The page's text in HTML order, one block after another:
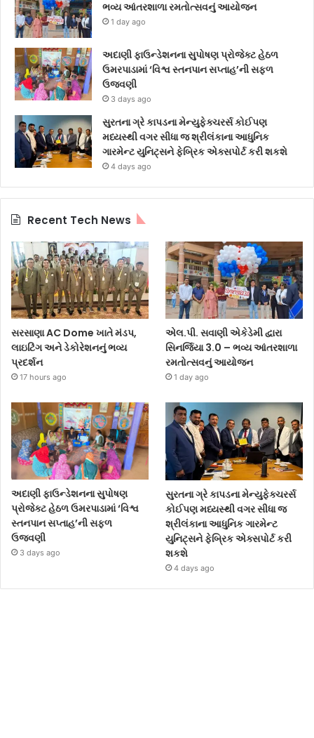
ભવ્ય આંતરશાળા રમતોત્સવનું આયોજન
1 day ago
અદાણી ફાઉન્ડેશનના સુપોષણ પ્રોજેક્ટ હેઠળ
ઉમરપાડામાં ‘વિશ્વ સ્તનપાન સપ્તાહ’ની સફળ
ઉજવણી
3 days ago
સુરતના ગ્રે કાપડના મેન્યુફેક્ચરર્સ કોઈપણ
મધ્યસ્થી વગર સીધા જ શ્રીલંકાના આધુનિક
ગારમેન્ટ યુનિટ્સને ફેબ્રિક એક્સપોર્ટ કરી શકશે
4 days ago
Recent Tech News
સરસાણા AC Dome ખાતે મંડપ,
લાઇટિંગ અને ડેકોરેશનનું ભવ્ય
પ્રદર્શન
17 hours ago
એલ.પી. સવાણી એકેડેમી દ્વારા
સિનર્જિયા 3.0 – ભવ્ય આંતરશાળા
રમતોત્સવનું આયોજન
1 day ago
અદાણી ફાઉન્ડેશનના સુપોષણ
પ્રોજેક્ટ હેઠળ ઉમરપાડામાં ‘વિશ્વ
સ્તનપાન સપ્તાહ’ની સફળ
ઉજવણી
3 days ago
સુરતના ગ્રે કાપડના મેન્યુફેક્ચરર્સ
કોઈપણ મધ્યસ્થી વગર સીધા જ
શ્રીલંકાના આધુનિક ગારમેન્ટ
યુનિટ્સને ફેબ્રિક એક્સપોર્ટ કરી
શકશે
4 days ago